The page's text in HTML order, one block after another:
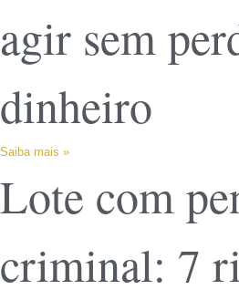
agir sem
dinheiro
Saiba mais »
Lote com
criminal: 7